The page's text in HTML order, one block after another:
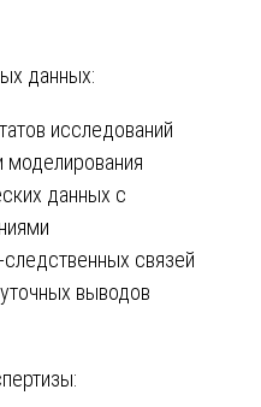
данных:
исследований
моделирования
данных с
связей
выводов